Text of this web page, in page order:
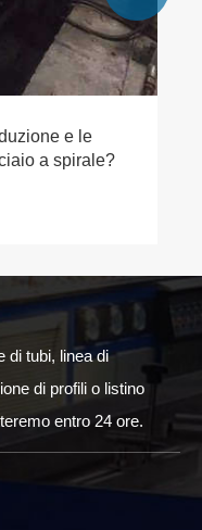
di tubi, linea di
di profili o listino
entro 24 ore.